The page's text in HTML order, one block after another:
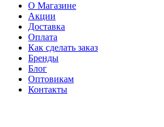
О Магазине
Акции
Доставка
Оплата
Как сделать заказ
Бренды
Блог
Оптовикам
Контакты